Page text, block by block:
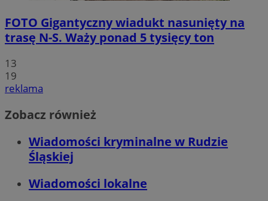
FOTO Gigantyczny wiadukt nasunięty na
trasę N-S. Waży ponad 5 tysięcy ton
13
19
reklama
Zobacz również
Wiadomości kryminalne w Rudzie
Śląskiej
Wiadomości lokalne